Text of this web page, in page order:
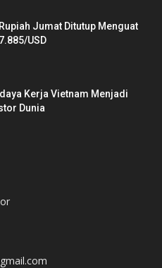
Jumat Ditutup Menguat
USD
Kerja Vietnam Menjadi
Dunia